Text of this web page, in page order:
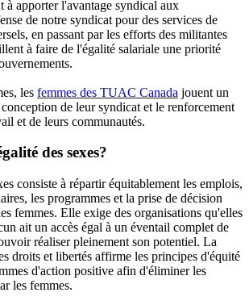
apporter l'avantage syndical aux
de notre syndicat pour des services de
en passant par les efforts des militantes
à faire de l'égalité salariale une priorité
les femmes des TUAC Canada jouent un
de leur syndicat et le renforcement
et de leurs communautés.
des sexes?
consiste à répartir équitablement les emplois,
les programmes et la prise de décision
femmes. Elle exige des organisations qu'elles
ait un accès égal à un éventail complet de
réaliser pleinement son potentiel. La
droits et libertés affirme les principes d'équité
d'action positive afin d'éliminer les
les femmes.